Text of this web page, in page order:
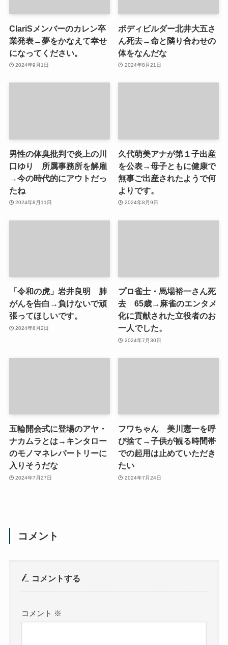
ClariSメンバーのカレン卒
業発表→夢をかなえて幸せ
になってください。
2024年9月1日
ボディビルダー北井大五さ
ん死去→命と隣り合わせの
体をなんだな
2024年8月21日
男性の体臭批判で炎上の川
口ゆり 所属事務所を解雇
→今の時代的にアウトだっ
たね
2024年8月11日
久代萌美アナが第１子出産
を公表→母子ともに健康で
無事ご出産されたようで何
よりです。
2024年8月9日
「令和の虎」岩井良明 肺
がんを告白→負けないで頑
張ってほしいです。
2024年8月2日
プロ雀士・馬場裕一さん死
去 65歳→麻雀のエンタメ
化に貢献された立役者のお
一人でした。
2024年7月30日
五輪開会式に登場のアヤ・
ナカムラとは→キンタロー
のモノマネレパートリーに
入りそうだな
2024年7月27日
フワちゃん 美川憲一を呼
び捨て→子供が観る時間帯
での起用は止めていただき
たい
2024年7月24日
コメント
コメントする
コメント ※